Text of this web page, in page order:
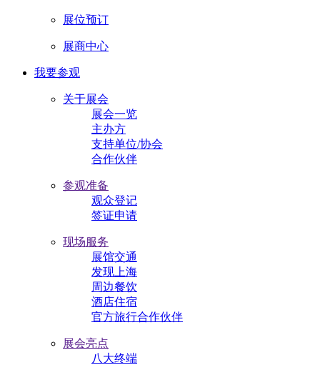
展位预订
展商中心
我要参观
关于展会
展会一览
主办方
支持单位/协会
合作伙伴
参观准备
观众登记
签证申请
现场服务
展馆交通
发现上海
周边餐饮
酒店住宿
官方旅行合作伙伴
展会亮点
八大终端